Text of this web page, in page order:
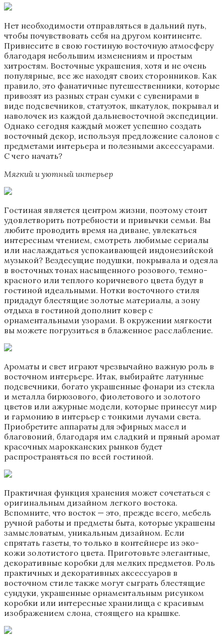
Нет необходимости отправляться в дальний путь,
чтобы почувствовать себя на другом континенте.
Привнесите в свою гостиную восточную атмосферу
благодаря небольшим изменениям и простым
хитростям. Восточные украшения, хотя и не очень
популярные, все же находят своих сторонников. Как
правило, это фанатичные путешественники, которые
привозят из разных стран сумки с сувенирами в
виде подсвечников, статуэток, шкатулок, покрывал и
наволочек из каждой дальневосточной экспедиции.
Однако сегодня каждый может успешно создать
восточный декор, используя предложение салонов с
предметами интерьера и полезными аксессуарами.
С чего начать?
Мягкий и уютный интерьер
Гостиная является центром жизни, поэтому стоит
удовлетворить потребности и привычки семьи. Вы
любите проводить время на диване, увлекаться
интересным чтением, смотреть любимые сериалы
или наслаждаться успокаивающей индонезийской
музыкой? Вездесущие подушки, покрывала и одеяла
в восточных тонах насыщенного розового, темно-
красного или теплого коричневого цвета будут в
гостиной идеальными. Нотки восточного стиля
придадут блестящие золотые материалы, а зону
отдыха в гостиной дополнит ковер с
орнаментальными узорами. В окружении мягкости
вы можете погрузиться в блаженное расслабление.
Ароматы и свет играют чрезвычайно важную роль в
восточном интерьере. Итак, выбирайте латунные
подсвечники, богато украшенные фонари из стекла
и металла бирюзового, фиолетового и золотого
цветов или ажурные модели, которые принесут мир
и гармонию в интерьер с тонкими лучами света.
Приобретите аппараты для эфирных масел и
благовоний, благодаря им сладкий и пряный аромат
красочных марокканских рынков будет
распространяться по всей гостиной.
Практичная функция хранения может сочетаться с
оригинальным дизайном легкого востока.
Вспомните, что восток — это, прежде всего, мебель
ручной работы и предметы быта, которые украшены
замысловатым, уникальным дизайном. Если
спрятать газеты, то только в контейнере из эко-
кожи золотистого цвета. Приготовьте элегантные,
декоративные коробки для мелких предметов. Роль
практичных и декоративных аксессуаров в
восточном стиле также могут сыграть блестящие
сундуки, украшенные орнаментальным рисунком
коробки или интересные хранилища с красивым
изображением слона, стоящего на крышке.